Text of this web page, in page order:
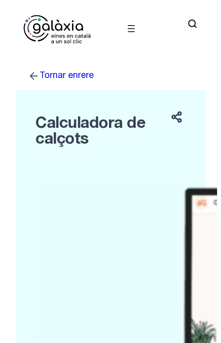
Tornar enrere
Calculadora de
calçots